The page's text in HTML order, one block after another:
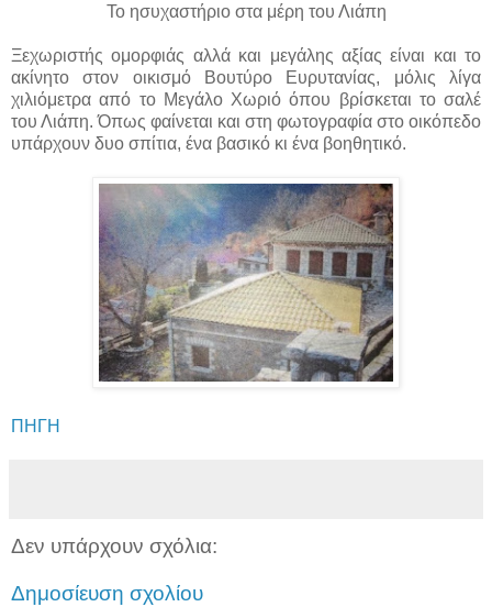
Το ησυχαστήριο στα μέρη του Λιάπη
Ξεχωριστής ομορφιάς αλλά και μεγάλης αξίας είναι και το
ακίνητο στον οικισμό Βουτύρο Ευρυτανίας, μόλις λίγα
χιλιόμετρα από το Μεγάλο Χωριό όπου βρίσκεται το σαλέ
του Λιάπη. Όπως φαίνεται και στη φωτογραφία στο οικόπεδο
υπάρχουν δυο σπίτια, ένα βασικό κι ένα βοηθητικό.
ΠΗΓΗ
Δεν υπάρχουν σχόλια:
Δημοσίευση σχολίου